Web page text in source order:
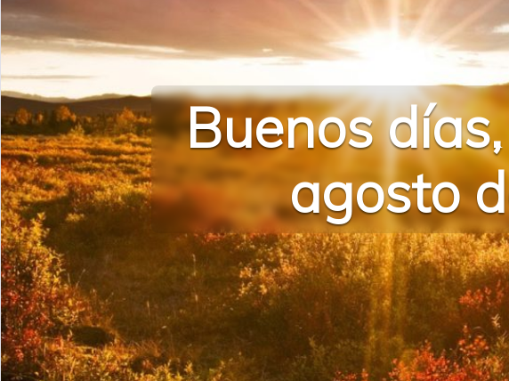
Buenos
agosto